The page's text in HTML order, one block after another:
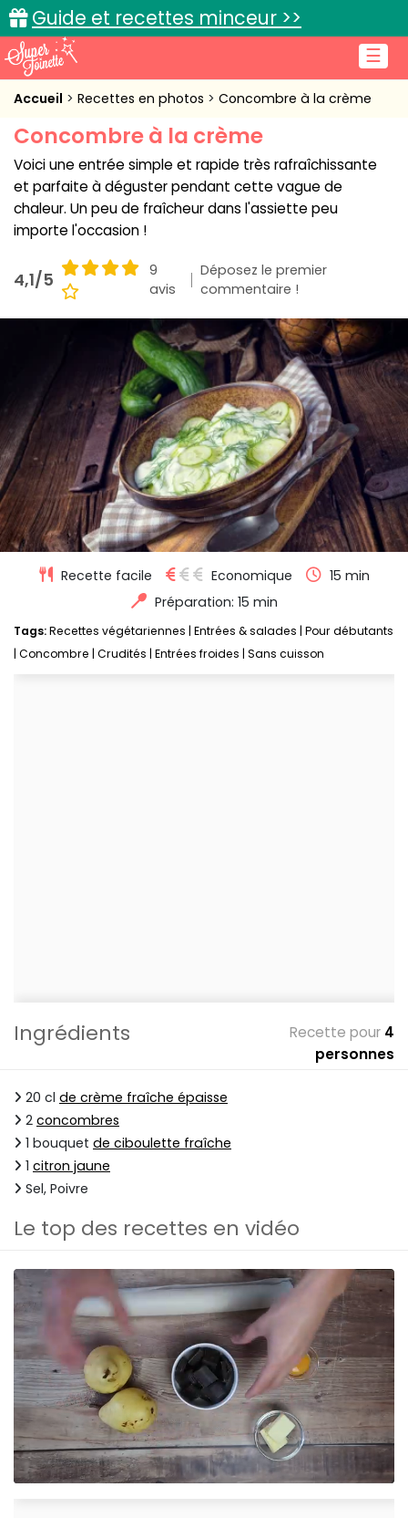
☰
Guide et recettes minceur >>
Accueil
Recettes de cuisine
Cuisine pratique
L'actu cuisine
Accueil Recettes en photos Concombre à la crème
Concombre à la crème
Voici une entrée simple et rapide très rafraîchissante
et parfaite à déguster pendant cette vague de
chaleur. Un peu de fraîcheur dans l'assiette peu
importe l'occasion !
4,1/5
9
avis
Déposez le premier
commentaire !
Recette facile Economique
15 min
Préparation: 15 min
Tags:Recettes végétariennes Entrées & salades Pour débutants
Concombre Crudités Entrées froides Sans cuisson
Ingrédients Recette pour 4
personnes
20 cl de crème fraîche épaisse
2 concombres
1 bouquet de ciboulette fraîche
1 citron jaune
Sel, Poivre
Le top des recettes en vidéo